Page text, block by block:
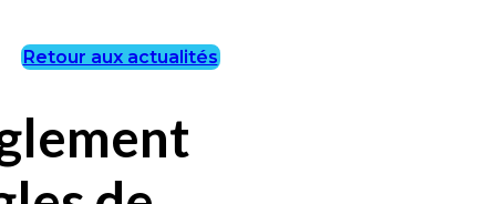
Retour aux actualités